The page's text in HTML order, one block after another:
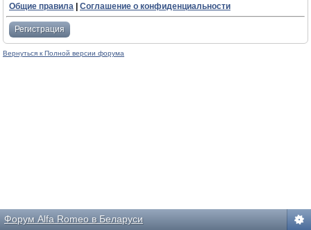
Общие правила
Соглашение о конфиденциальности
Регистрация
Вернуться к Полной версии форума
Форум Alfa Romeo в Беларуси